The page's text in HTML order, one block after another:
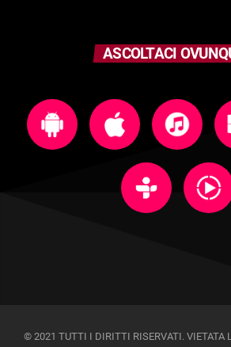
ASCOLTACI
© 2021 TUTTI I DIRITTI RISERVATI. VIETATA